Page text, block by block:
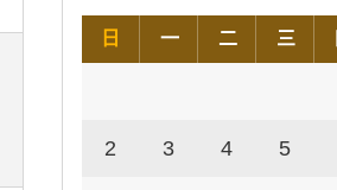
日 一 二 三
2 3 4 5